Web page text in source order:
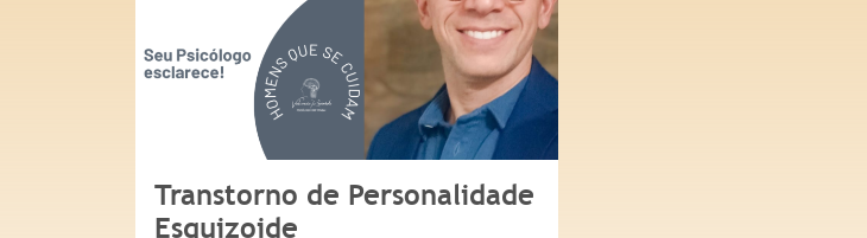
Transtorno de Personalidade
Esquizoide